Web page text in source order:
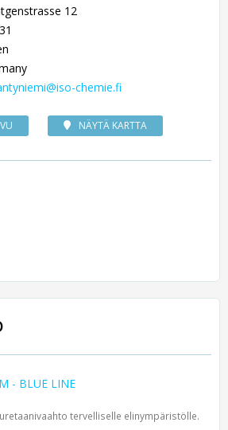
12
chemie.fi
NÄYTÄ KARTTA
- BLUE LINE
tervelliselle elinympäristölle.